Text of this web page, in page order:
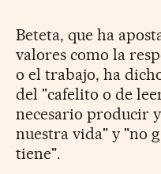
Beteta, que ha
valores como la
o el trabajo, ha
del "cafelito o de
necesario producir
nuestra vida" y "no
tiene".